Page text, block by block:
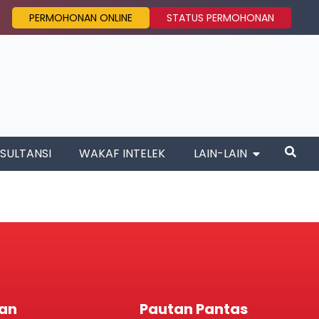
PERMOHONAN ONLINE STATUS PERMOHONAN
WAKAF INTELEK LAIN-LAIN
Pautan Pantas